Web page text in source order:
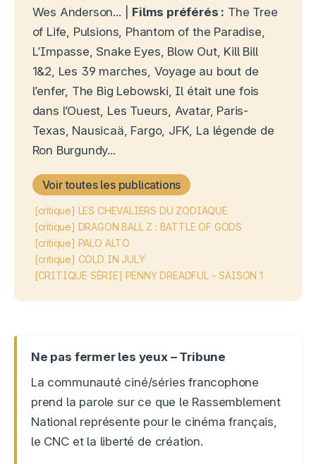
Wes Anderson... | Films préférés : The Tree
of Life, Pulsions, Phantom of the Paradise,
L’Impasse, Snake Eyes, Blow Out, Kill Bill
1&2, Les 39 marches, Voyage au bout de
l’enfer, The Big Lebowski, Il était une fois
dans l’Ouest, Les Tueurs, Avatar, Paris-
Texas, Nausicaä, Fargo, JFK, La légende de
Ron Burgundy...
Voir toutes les publications
[critique] LES CHEVALIERS DU ZODIAQUE
[critique] DRAGON BALL Z : BATTLE OF GODS
[critique] PALO ALTO
[critique] COLD IN JULY
[CRITIQUE SÉRIE] PENNY DREADFUL – SAISON 1
Ne pas fermer les yeux – Tribune
La communauté ciné/séries francophone
prend la parole sur ce que le Rassemblement
National représente pour le cinéma français,
le CNC et la liberté de création.